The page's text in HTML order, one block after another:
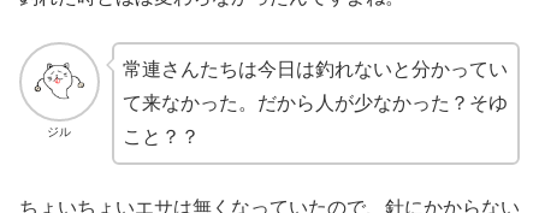
ジル
常連さんたちは今日は釣れないと分かってい
て来なかった。だから人が少なかった？そゆ
こと？？
ちょいちょいエサは無くなっていたので、針にかからない